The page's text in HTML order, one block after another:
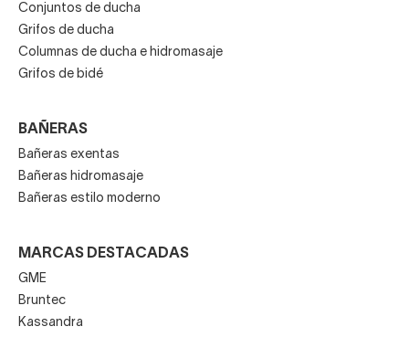
Conjuntos de ducha
Grifos de ducha
Columnas de ducha e hidromasaje
Grifos de bidé
BAÑERAS
Bañeras exentas
Bañeras hidromasaje
Bañeras estilo moderno
MARCAS DESTACADAS
GME
Bruntec
Kassandra